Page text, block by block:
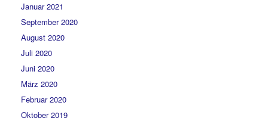
Januar 2021
September 2020
August 2020
Juli 2020
Juni 2020
März 2020
Februar 2020
Oktober 2019